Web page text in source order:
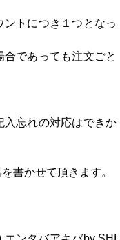
トにつき１つとなっ
であっても注文ごと
忘れの対応はできか
書かせて頂きます。